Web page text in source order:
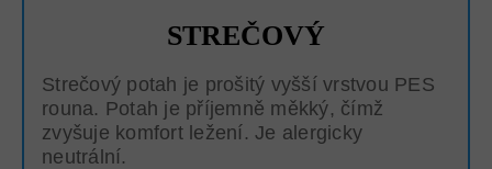
STREČOVÝ
Strečový potah je prošitý vyšší vrstvou PES
rouna. Potah je příjemně měkký, čímž
zvyšuje komfort ležení. Je alergicky
neutrální.